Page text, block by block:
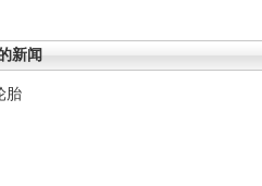
新闻
胎